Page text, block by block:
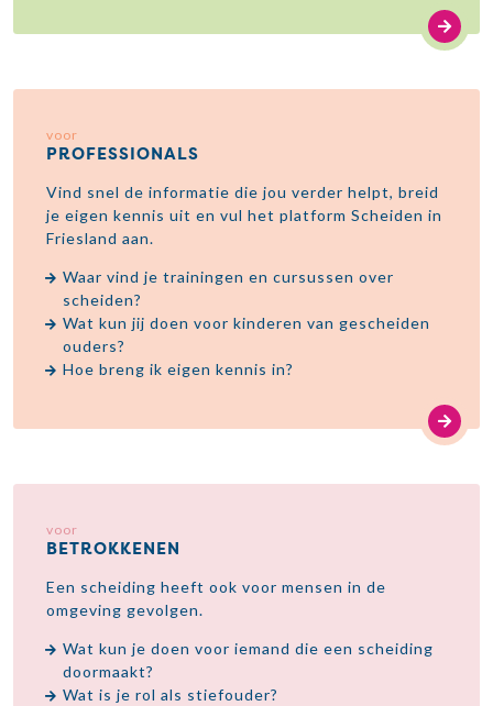
voor
PROFESSIONALS
Vind snel de informatie die jou verder helpt, breid
je eigen kennis uit en vul het platform Scheiden in
Friesland aan.
Waar vind je trainingen en cursussen over
scheiden?
Wat kun jij doen voor kinderen van gescheiden
ouders?
Hoe breng ik eigen kennis in?
voor
BETROKKENEN
Een scheiding heeft ook voor mensen in de
omgeving gevolgen.
Wat kun je doen voor iemand die een scheiding
doormaakt?
Wat is je rol als stiefouder?